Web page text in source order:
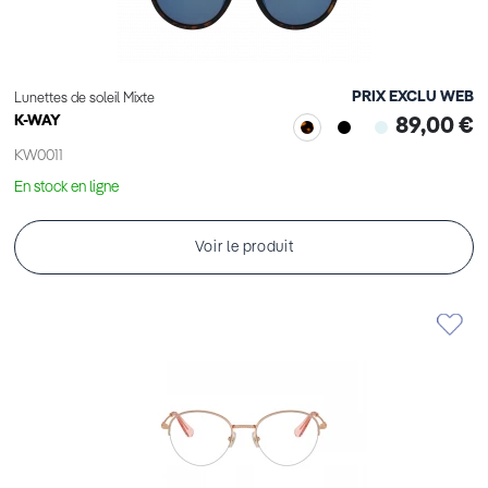
Lunettes de soleil Mixte
K-WAY
KW0011
PRIX EXCLU WEB
89,00 €
En stock en ligne
Voir le produit